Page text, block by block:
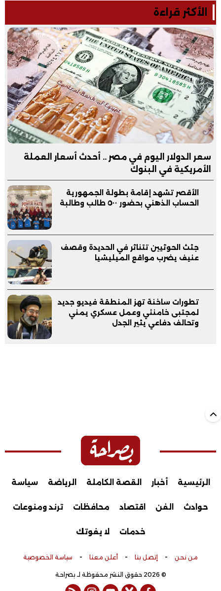
الأكثر قراءة
سعر الدولار اليوم في مصر .. أحدث أسعار العملة
الأمريكية في البنوك
الأقصر تشهد إقامة بطولة الجمهورية
الحساب الذهني بحضور ٥٠٠ طالب وطالبة
جثث الحوثيين تتناثر في الحديدة وقصف
عنيف يضرب مواقع الميليشيا
تطورات ساخنة تهز المنطقة فيديو جديد
لمجتبى خامنئي وعمل عسكري يمني
وتحالف دفاعي يثير الجدل
الرئيسية أخبار القصة الكاملة الرياضة سياسة
حوادث الفن اقتصاد محافظات ترند ومنوعات
خدمات لا يفوتك
من نحن - إتصل بنا - أعلن معنا - سياسة الخصوصية
© 2026 حقوق النشر محفوظة لـ بصراحة